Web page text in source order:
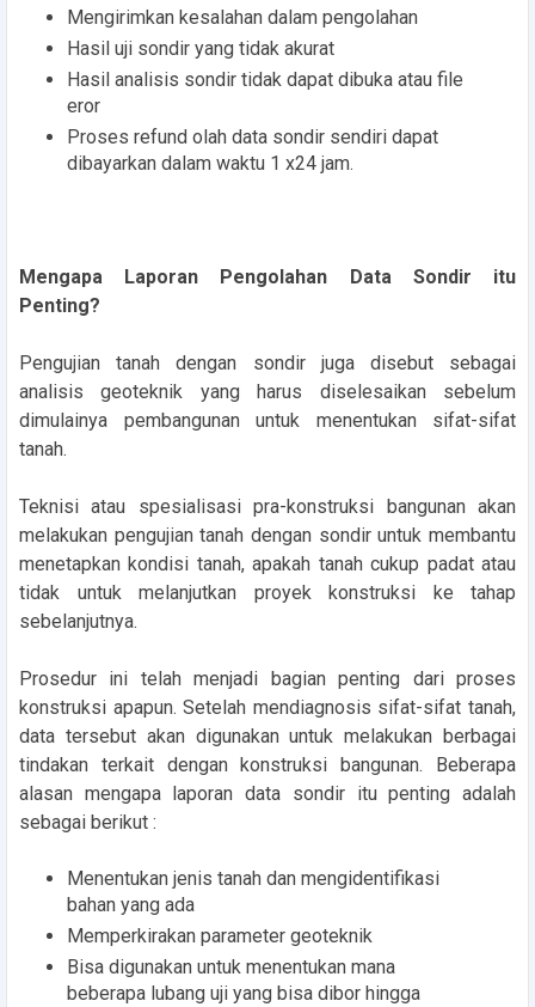
Mengirimkan kesalahan dalam pengolahan
Hasil uji sondir yang tidak akurat
Hasil analisis sondir tidak dapat dibuka atau file
eror
Proses refund olah data sondir sendiri dapat
dibayarkan dalam waktu 1 x24 jam.
Mengapa Laporan Pengolahan Data Sondir itu
Penting?
Pengujian tanah dengan sondir juga disebut sebagai
analisis geoteknik yang harus diselesaikan sebelum
dimulainya pembangunan untuk menentukan sifat-sifat
tanah.
Teknisi atau spesialisasi pra-konstruksi bangunan akan
melakukan pengujian tanah dengan sondir untuk membantu
menetapkan kondisi tanah, apakah tanah cukup padat atau
tidak untuk melanjutkan proyek konstruksi ke tahap
sebelanjutnya.
Prosedur ini telah menjadi bagian penting dari proses
konstruksi apapun. Setelah mendiagnosis sifat-sifat tanah,
data tersebut akan digunakan untuk melakukan berbagai
tindakan terkait dengan konstruksi bangunan. Beberapa
alasan mengapa laporan data sondir itu penting adalah
sebagai berikut :
Menentukan jenis tanah dan mengidentifikasi
bahan yang ada
Memperkirakan parameter geoteknik
Bisa digunakan untuk menentukan mana
beberapa lubang uji yang bisa dibor hingga